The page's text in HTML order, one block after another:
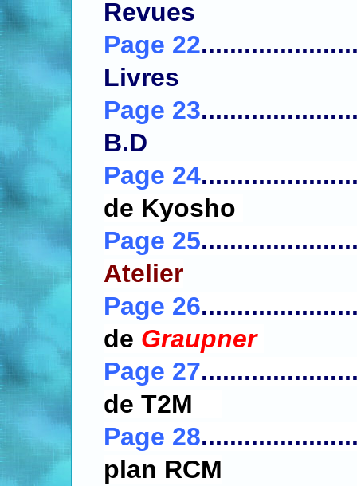
Revues
Page 22
Livres
Page 23
B.D
Page 24
de Kyosho
Page 25
Atelier
Page 26
de Graupner
Page 27
de T2M
Page 28
plan RCM